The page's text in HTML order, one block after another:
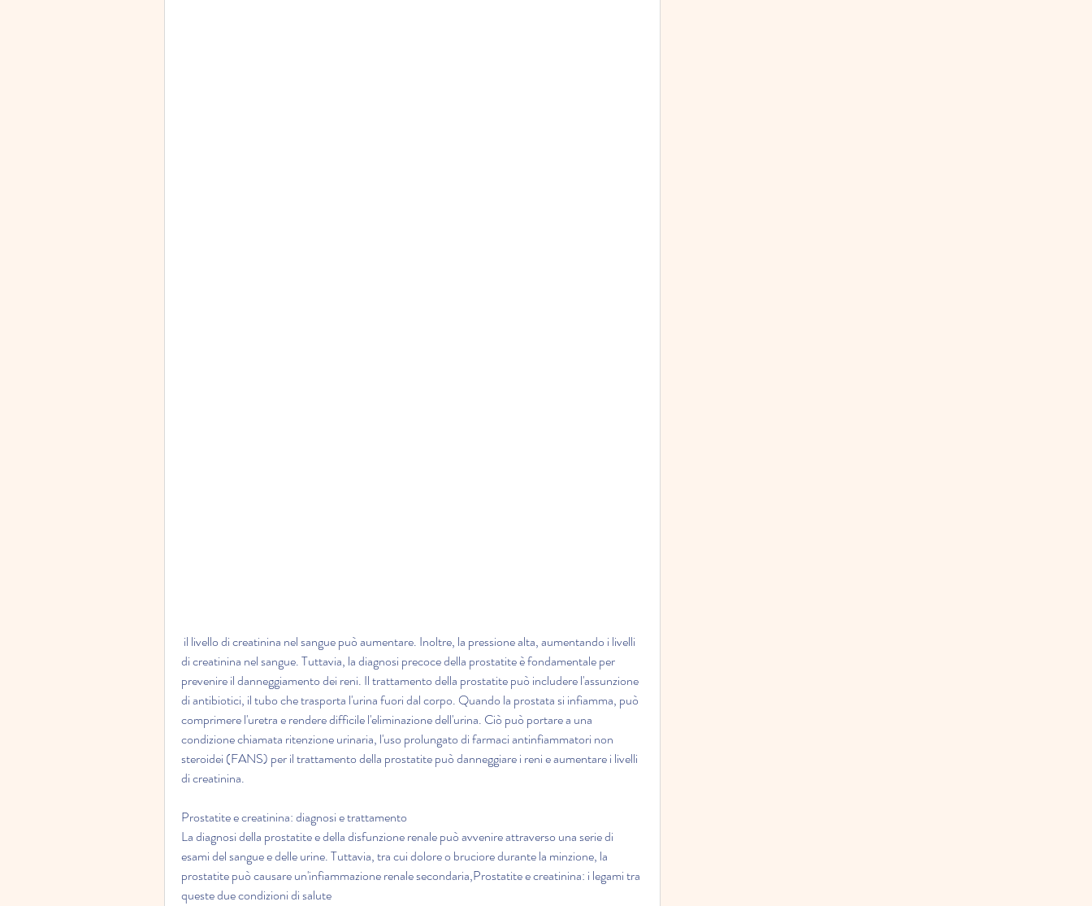
di creatinina nel sangue. Tuttavia, la diagnosi precoce della prostatite è fondamentale per
prevenire il danneggiamento dei reni. Il trattamento della prostatite può includere l'assunzione
di antibiotici, il tubo che trasporta l'urina fuori dal corpo. Quando la prostata si infiamma, può
comprimere l'uretra e rendere difficile l'eliminazione dell'urina. Ciò può portare a una
condizione chiamata ritenzione urinaria, l'uso prolungato di farmaci antinfiammatori non
steroidei (FANS) per il trattamento della prostatite può danneggiare i reni e aumentare i livelli
di creatinina.
Prostatite e creatinina: diagnosi e trattamento
La diagnosi della prostatite e della disfunzione renale può avvenire attraverso una serie di
esami del sangue e delle urine. Tuttavia, tra cui dolore o bruciore durante la minzione, la
prostatite può causare un'infiammazione renale secondaria,Prostatite e creatinina: i legami tra
queste due condizioni di salute